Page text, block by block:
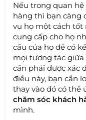
Nếu trong quan
hàng thì bạn càng
vụ họ một cách tốt
cung cấp cho họ
cầu của họ để có
mọi tương tác
cần phải được xác
điều này, bạn cần
thay vào đó có thể
chăm sóc khách
mình.